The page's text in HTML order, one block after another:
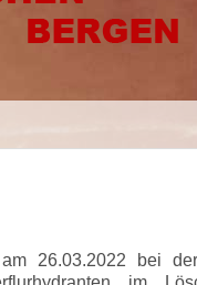
26.03.2022 bei